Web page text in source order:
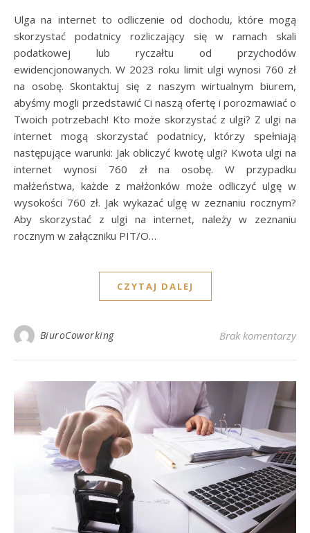
Ulga na internet to odliczenie od dochodu, które mogą
skorzystać podatnicy rozliczający się w ramach skali
podatkowej lub ryczałtu od przychodów
ewidencjonowanych. W 2023 roku limit ulgi wynosi 760 zł
na osobę. Skontaktuj się z naszym wirtualnym biurem,
abyśmy mogli przedstawić Ci naszą ofertę i porozmawiać o
Twoich potrzebach! Kto może skorzystać z ulgi? Z ulgi na
internet mogą skorzystać podatnicy, którzy spełniają
następujące warunki: Jak obliczyć kwotę ulgi? Kwota ulgi na
internet wynosi 760 zł na osobę. W przypadku
małżeństwa, każde z małżonków może odliczyć ulgę w
wysokości 760 zł. Jak wykazać ulgę w zeznaniu rocznym?
Aby skorzystać z ulgi na internet, należy w zeznaniu
rocznym w załączniku PIT/O…
CZYTAJ DALEJ
BiuroCoworking Brak komentarzy